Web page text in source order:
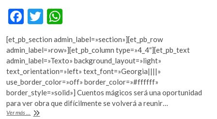
F
e
b
o
o
k
T
itt
er
at
s
A
p
p
[et_pb_section admin_label=»section»][et_pb_row
admin_label=»row»][et_pb_column type=»4_4″][et_pb_text
admin_label=»Texto» background_layout=»light»
text_orientation=»left» text_font=»Georgia||||»
use_border_color=»off» border_color=»#ffffff»
border_style=»solid»] Cuentos mágicos será una oportunidad
para ver obra que difícilmente se volverá a reunir…
Ver más ...
El